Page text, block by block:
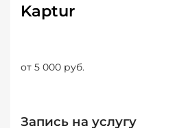
Kaptur
от 5 000 руб.
Запись на услугу